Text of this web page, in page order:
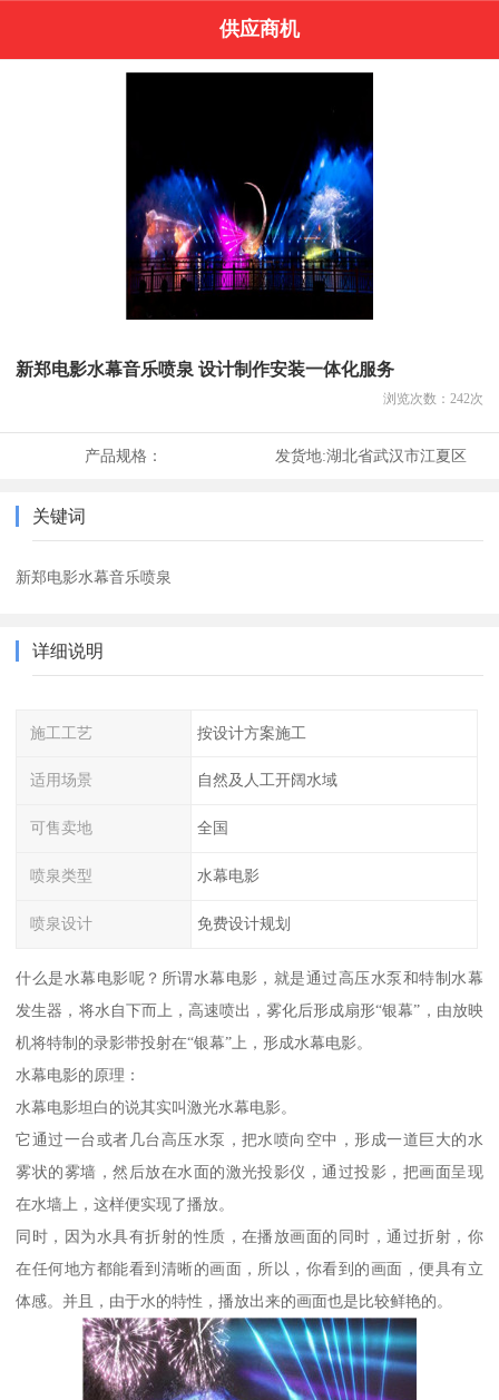
供应商机
新郑电影水幕音乐喷泉 设计制作安装一体化服务
浏览次数： 242次
产品规格： 发货地:湖北省武汉市江夏区
关键词
新郑电影水幕音乐喷泉
详细说明
施工工艺 按设计方案施工
适用场景 自然及人工开阔水域
可售卖地 全国
喷泉类型 水幕电影
喷泉设计 免费设计规划
什么是水幕电影呢？所谓水幕电影，就是通过高压水泵和特制水幕
发生器，将水自下而上，高速喷出，雾化后形成扇形“银幕”，由放映
机将特制的录影带投射在“银幕”上，形成水幕电影。
水幕电影的原理：
水幕电影坦白的说其实叫激光水幕电影。
它通过一台或者几台高压水泵，把水喷向空中，形成一道巨大的水
雾状的雾墙，然后放在水面的激光投影仪，通过投影，把画面呈现
在水墙上，这样便实现了播放。
同时，因为水具有折射的性质，在播放画面的同时，通过折射，你
在任何地方都能看到清晰的画面，所以，你看到的画面，便具有立
体感。并且，由于水的特性，播放出来的画面也是比较鲜艳的。